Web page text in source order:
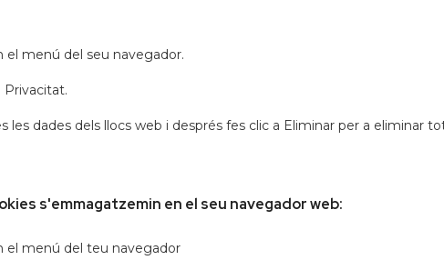
el menú del seu navegador.
Privacitat.
les dades dels llocs web i després fes clic a Eliminar per a eliminar
s'emmagatzemin en el seu navegador web:
el menú del teu navegador